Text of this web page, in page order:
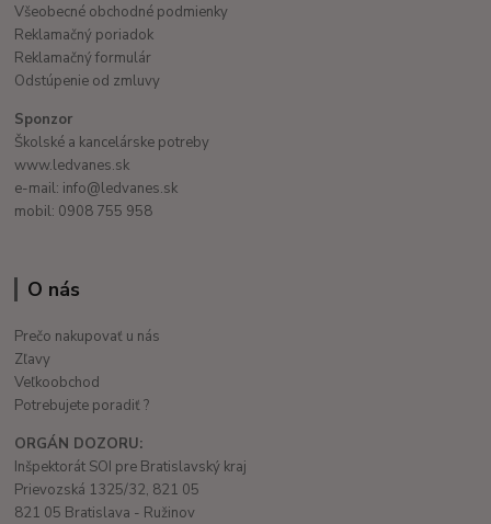
Všeobecné obchodné podmienky
Reklamačný poriadok
Reklamačný formulár
Odstúpenie od zmluvy
Sponzor
Školské a kancelárske potreby
www.ledvanes.sk
e-mail: info@ledvanes.sk
mobil: 0908 755 958
O nás
Prečo nakupovať u nás
Zľavy
Veľkoobchod
Potrebujete poradiť ?
ORGÁN DOZORU:
Inšpektorát SOI pre Bratislavský kraj
Prievozská 1325/32, 821 05
821 05 Bratislava - Ružinov